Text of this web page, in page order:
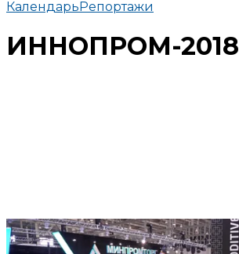
КалендарьРепортажи
ИННОПРОМ-2018
Поделиться